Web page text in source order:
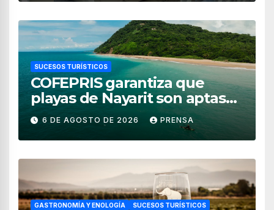
SUCESOS TURÍSTICOS
COFEPRIS garantiza que
playas de Nayarit son aptas
para uso recreativo
6 DE AGOSTO DE 2026 PRENSA
GASTRONOMÍA Y ENOLOGÍA SUCESOS TURÍSTICOS